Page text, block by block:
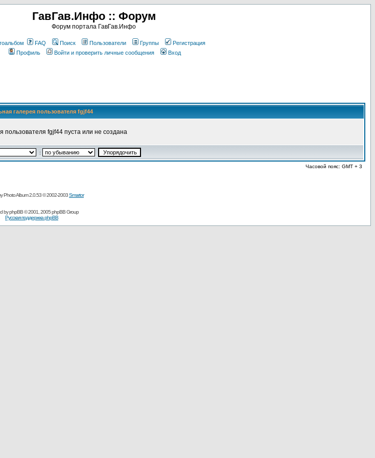
ГавГав.Инфо :: Форум
Форум портала ГавГав.Инфо
FAQ Поиск Пользователи Группы
Регистрация
Профиль
Войти и проверить личные сообщения Вход
галерея пользователя fgjf44
пользователя fgjf44 пуста или не создана
:
Часовой пояс: GMT + 3
Photo Album 2.0.53 © 2002-2003Smartor
byphpBB© 2001, 2005 phpBB Group
Русская поддержка phpBB